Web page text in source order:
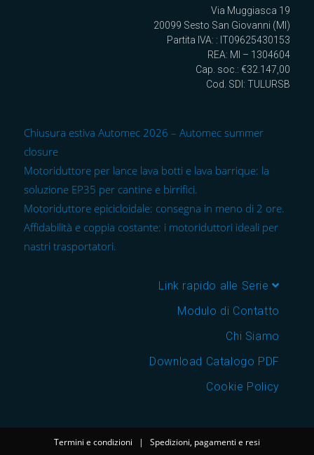
Via Muggiasca 19
20099 Sesto San Giovanni (MI)
Partita IVA: : IT09625430153
REA: MI – 1304604
Cap. soc.: €32.147,00
Cod. SDI: TULURSB
Chiusura estiva Automec 2026 – Automec summer
closure
Motoriduttore per lance lava botti e lava barrique: la
soluzione EP35 per cantine e birrifici.
Motoriduttore epicicloidale: consegna in meno di 2 ore.
Affidabilità e coppia costante: i motoriduttori ideali per
nastri trasportatori.
Link rapido alle Serie
Modulo di Contatto
Chi Siamo
Download Catalogo PDF
Cookie Policy
Termini e condizioni | Spedizioni, pagamenti e resi